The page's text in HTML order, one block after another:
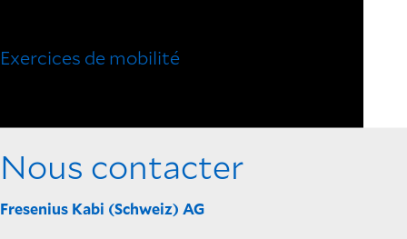
Exercices de mobilité
Nous contacter
Fresenius Kabi (Schweiz) AG